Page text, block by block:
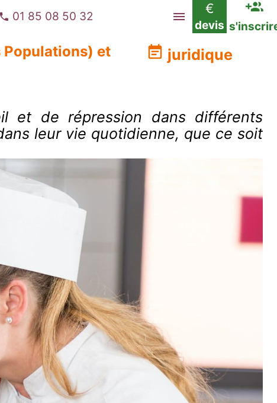
01 85 08 50 32
€
devis
Populations) et
juridique
et de répression dans différents
leur vie quotidienne, que ce soit